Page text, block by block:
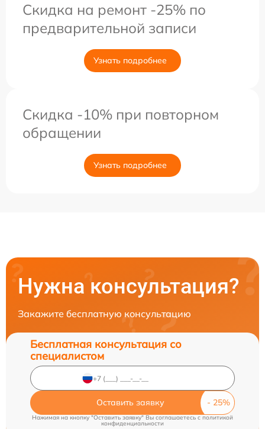
Скидка на ремонт -25% по
предварительной записи
Узнать подробнее
Скидка -10% при повторном
обращении
Узнать подробнее
Нужна консультация?
Закажите бесплатную консультацию
Бесплатная консультация со
специалистом
Оставить заявку
Нажимая на кнопку "Оставить заявку" Вы соглашаетесь cполитикой
конфиденциальности